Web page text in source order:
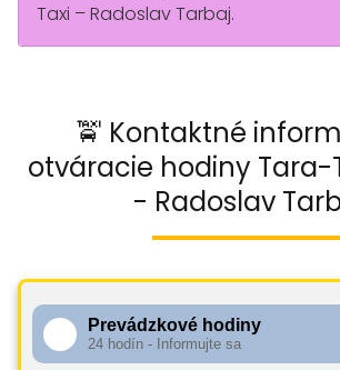
Taxi – Radoslav Tarbaj.
🚖 Kontaktné
otváracie hodiny Tara-
- Radoslav
Prevádzkové hodiny
24 hodín - Informujte sa